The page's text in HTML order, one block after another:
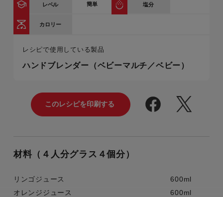
レベル 簡単 塩分
カロリー
レシピで使用している製品
ハンドブレンダー（ベビーマルチ／ベビー）
材料（４人分グラス４個分）
リンゴジュース
600ml
オレンジジュース
600ml